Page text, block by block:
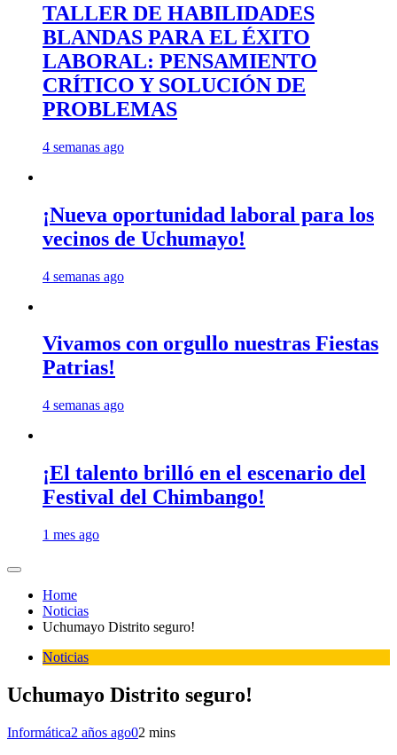
TALLER DE HABILIDADES
BLANDAS PARA EL ÉXITO
LABORAL: PENSAMIENTO
CRÍTICO Y SOLUCIÓN DE
PROBLEMAS
4 semanas ago
¡Nueva oportunidad laboral para los
vecinos de Uchumayo!
4 semanas ago
Vivamos con orgullo nuestras Fiestas
Patrias!
4 semanas ago
¡El talento brilló en el escenario del
Festival del Chimbango!
1 mes ago
Home
Noticias
Uchumayo Distrito seguro!
Noticias
Uchumayo Distrito seguro!
Informática2 años ago02 mins